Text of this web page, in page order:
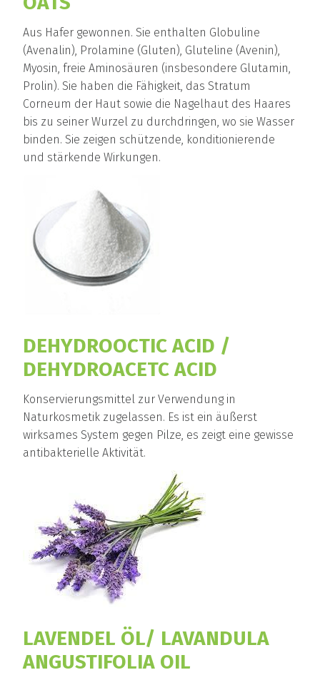
Aus Hafer gewonnen. Sie enthalten Globuline
(Avenalin), Prolamine (Gluten), Gluteline (Avenin),
Myosin, freie Aminosäuren (insbesondere Glutamin,
Prolin). Sie haben die Fähigkeit, das Stratum
Corneum der Haut sowie die Nagelhaut des Haares
bis zu seiner Wurzel zu durchdringen, wo sie Wasser
binden. Sie zeigen schützende, konditionierende
und stärkende Wirkungen.
DEHYDROOCTIC ACID /
DEHYDROACETC ACID
Konservierungsmittel zur Verwendung in
Naturkosmetik zugelassen. Es ist ein äußerst
wirksames System gegen Pilze, es zeigt eine gewisse
antibakterielle Aktivität.
LAVENDEL ÖL/ LAVANDULA
ANGUSTIFOLIA OIL